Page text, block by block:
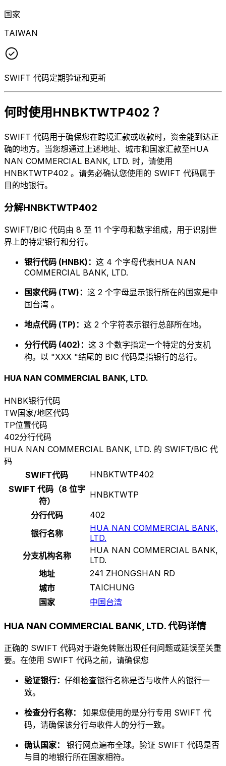
国家
TAIWAN
SWIFT 代码定期验证和更新
何时使用HNBKTWTP402 ？
SWIFT 代码用于确保您在跨境汇款或收款时，资金能到达正
确的地方。当您想通过上述地址、城市和国家汇款至HUA
NAN COMMERCIAL BANK, LTD. 时，请使用
HNBKTWTP402 。请务必确认您使用的 SWIFT 代码属于
目的地银行。
分解HNBKTWTP402
SWIFT/BIC 代码由 8 至 11 个字母和数字组成，用于识别世
界上的特定银行和分行。
银行代码 (HNBK)： 这 4 个字母代表HUA NAN
COMMERCIAL BANK, LTD.
国家代码 (TW)： 这 2 个字母显示银行所在的国家是中
国台湾 。
地点代码 (TP)： 这 2 个字符表示银行总部所在地。
分行代码 (402)： 这 3 个数字指定一个特定的分支机
构。以 "XXX "结尾的 BIC 代码是指银行的总行。
HUA NAN COMMERCIAL BANK, LTD.
HNBK银行代码
TW国家/地区代码
TP位置代码
402分行代码
HUA NAN COMMERCIAL BANK, LTD. 的 SWIFT/BIC 代
码
SWIFT代码
HNBKTWTP402
SWIFT 代码（8 位字
符）
HNBKTWTP
分行代码
402
银行名称
HUA NAN COMMERCIAL BANK,
LTD.
分支机构名称
HUA NAN COMMERCIAL BANK,
LTD.
地址
241 ZHONGSHAN RD
城市
TAICHUNG
国家
中国台湾
HUA NAN COMMERCIAL BANK, LTD. 代码详情
正确的 SWIFT 代码对于避免转账出现任何问题或延误至关重
要。在使用 SWIFT 代码之前，请确保您
验证银行： 仔细检查银行名称是否与收件人的银行一
致。
检查分行名称： 如果您使用的是分行专用 SWIFT 代
码，请确保该分行与收件人的分行一致。
确认国家： 银行网点遍布全球。验证 SWIFT 代码是否
与目的地银行所在国家相符。